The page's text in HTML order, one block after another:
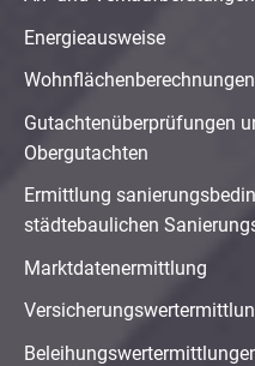
Energieausweise
Gutachtenüberprüfungen
Obergutachten
Ermittlung
städtebaulichen
Marktdatenermittlung